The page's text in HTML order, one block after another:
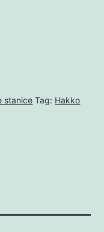
stanice Tag: Hakko